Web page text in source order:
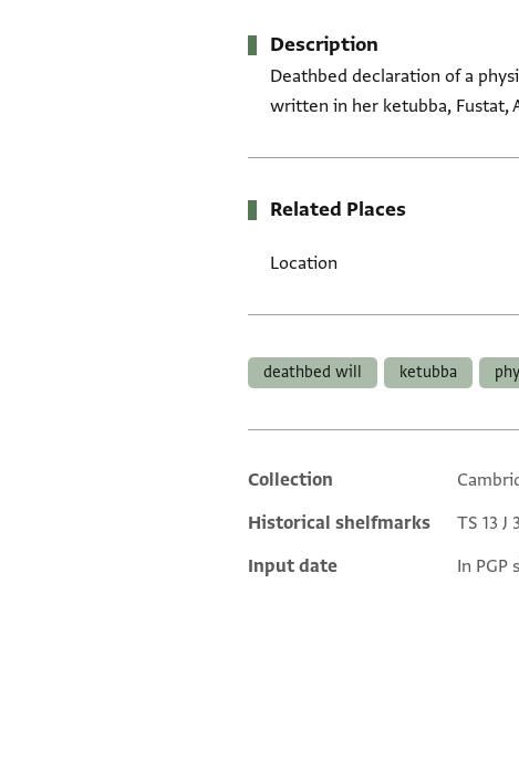
Description
Deathbed declaration of a
written in her ketubba, Fustat,
Related Places
Location
deathbed will ketubba
Additional metadata
Collection
Historical shelfmarks
TS 13 J
Input date
In PGP